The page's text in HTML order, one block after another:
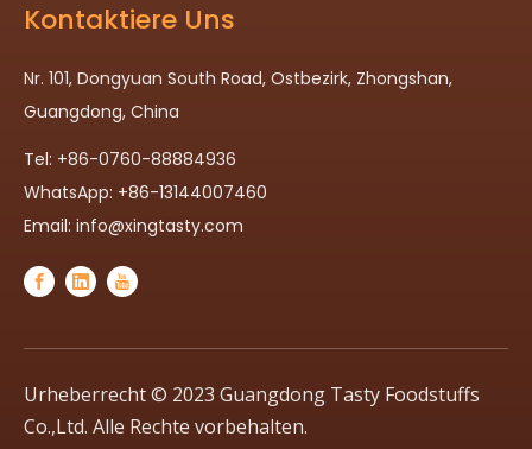
Kontaktiere Uns
Nr. 101, Dongyuan South Road, Ostbezirk, Zhongshan,
Guangdong, China
Tel: +86-0760-88884936
WhatsApp: +86-13144007460
Email: info@xingtasty.com
Urheberrecht © 2023 Guangdong Tasty Foodstuffs
Co.,Ltd. Alle Rechte vorbehalten.